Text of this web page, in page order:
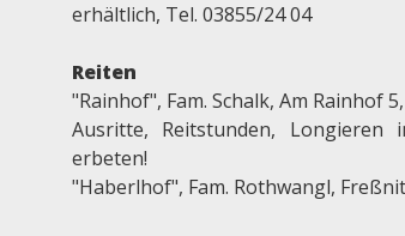
erhältlich, Tel. 03855/24 04
Reiten
"Rainhof", Fam. Schalk, Am Rainhof
Ausritte, Reitstunden, Longieren
erbeten!
"Haberlhof", Fam. Rothwangl,